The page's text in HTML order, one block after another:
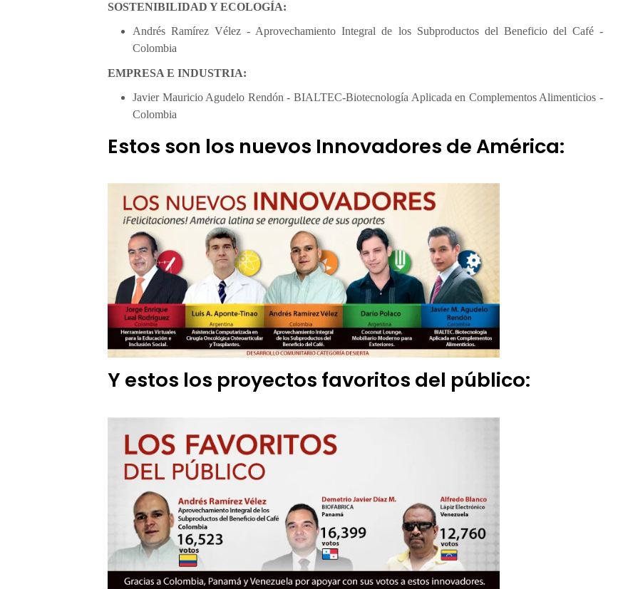
SOSTENIBILIDAD Y ECOLOGÍA:
Andrés Ramírez Vélez - Aprovechamiento Integral de los Subproductos del Beneficio del Café -
Colombia
EMPRESA E INDUSTRIA:
Javier Mauricio Agudelo Rendón - BIALTEC-Biotecnología Aplicada en Complementos Alimenticios -
Colombia
Estos son los nuevos Innovadores de América:
Y estos los proyectos favoritos del público: